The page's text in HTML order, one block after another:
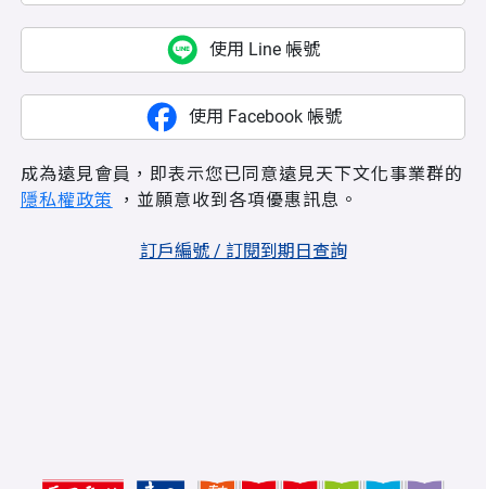
使用 Line 帳號
使用 Facebook 帳號
成為遠見會員，即表示您已同意遠見天下文化事業群的
隱私權政策 ，並願意收到各項優惠訊息。
訂戶編號 / 訂閱到期日查詢